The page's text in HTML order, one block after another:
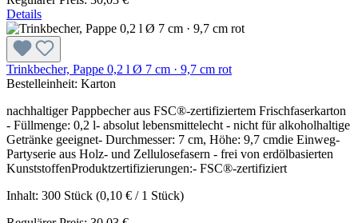
Details
Trinkbecher, Pappe 0,2 l Ø 7 cm · 9,7 cm rot
Bestelleinheit: Karton
nachhaltiger Pappbecher aus FSC®-zertifiziertem Frischfaserkarton
- Füllmenge: 0,2 l- absolut lebensmittelecht - nicht für alkoholhaltige
Getränke geeignet- Durchmesser: 7 cm, Höhe: 9,7 cmdie Einweg-
Partyserie aus Holz- und Zellulosefasern - frei von erdölbasierten
KunststoffenProduktzertifizierungen:- FSC®-zertifiziert
Inhalt: 300 Stück (0,10 € / 1 Stück)